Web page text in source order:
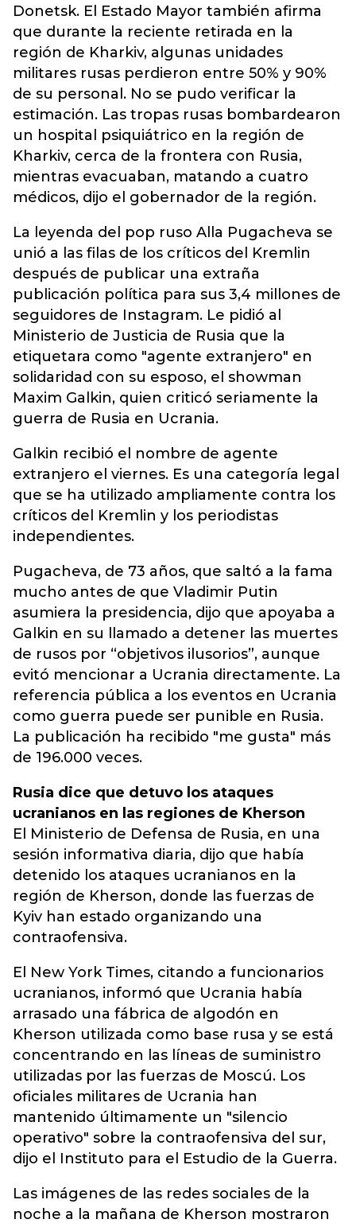
Donetsk. El Estado Mayor también afirma
que durante la reciente retirada en la
región de Kharkiv, algunas unidades
militares rusas perdieron entre 50% y 90%
de su personal. No se pudo verificar la
estimación. Las tropas rusas bombardearon
un hospital psiquiátrico en la región de
Kharkiv, cerca de la frontera con Rusia,
mientras evacuaban, matando a cuatro
médicos, dijo el gobernador de la región.
La leyenda del pop ruso Alla Pugacheva se
unió a las filas de los críticos del Kremlin
después de publicar una extraña
publicación política para sus 3,4 millones de
seguidores de Instagram. Le pidió al
Ministerio de Justicia de Rusia que la
etiquetara como "agente extranjero" en
solidaridad con su esposo, el showman
Maxim Galkin, quien criticó seriamente la
guerra de Rusia en Ucrania.
Galkin recibió el nombre de agente
extranjero el viernes. Es una categoría legal
que se ha utilizado ampliamente contra los
críticos del Kremlin y los periodistas
independientes.
Pugacheva, de 73 años, que saltó a la fama
mucho antes de que Vladimir Putin
asumiera la presidencia, dijo que apoyaba a
Galkin en su llamado a detener las muertes
de rusos por “objetivos ilusorios”, aunque
evitó mencionar a Ucrania directamente. La
referencia pública a los eventos en Ucrania
como guerra puede ser punible en Rusia.
La publicación ha recibido "me gusta" más
de 196.000 veces.
Rusia dice que detuvo los ataques
ucranianos en las regiones de Kherson
El Ministerio de Defensa de Rusia, en una
sesión informativa diaria, dijo que había
detenido los ataques ucranianos en la
región de Kherson, donde las fuerzas de
Kyiv han estado organizando una
contraofensiva.
El New York Times, citando a funcionarios
ucranianos, informó que Ucrania había
arrasado una fábrica de algodón en
Kherson utilizada como base rusa y se está
concentrando en las líneas de suministro
utilizadas por las fuerzas de Moscú. Los
oficiales militares de Ucrania han
mantenido últimamente un "silencio
operativo" sobre la contraofensiva del sur,
dijo el Instituto para el Estudio de la Guerra.
Las imágenes de las redes sociales de la
noche a la mañana de Kherson mostraron